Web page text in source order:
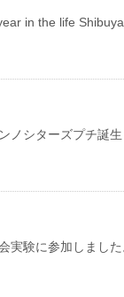
in the life
ノシターズプチ誕生
実験に参加しました